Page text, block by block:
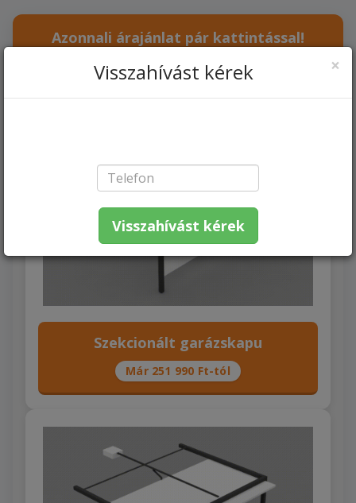
Azonnali árajánlat pár kattintással!
Szekcionált garázskapu
Már 251 990 Ft-tól
×
Visszahívást kérek
Visszahívást kérek